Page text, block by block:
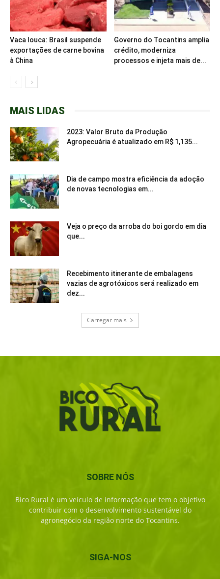
Vaca louca: Brasil suspende
exportações de carne bovina
à China
Governo do Tocantins amplia
crédito, moderniza
processos e injeta mais de...
MAIS LIDAS
2023: Valor Bruto da Produção
Agropecuária é atualizado em R$ 1,135...
Dia de campo mostra eficiência da adoção
de novas tecnologias em...
Veja o preço da arroba do boi gordo em dia
que...
Recebimento itinerante de embalagens
vazias de agrotóxicos será realizado em
dez...
Carregar mais
SOBRE NÓS
Bico Rural é um veículo de informação que tem o objetivo
contribuir com o desenvolvimento sustentável do
agronegócio da região norte do Tocantins.
SIGA-NOS